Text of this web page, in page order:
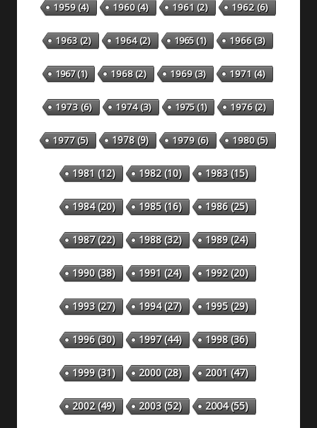
1959(4) 1960(4) 1961 (2) 1962(6)
1963(2) 1964(2) 1965(1) 1966(3)
1967(1) 1968(2) 1969(3) 1971 (4)
1973(6) 1974(3) 1975(1) 1976(2)
1977(5) 1978(9) 1979(6) 1980(5)
1981 (12) 1982(10) 1983(15)
1984(20) 1985(16) 1986(25)
1987(22) 1988(32) 1989(24)
1990(38) 1991 (24) 1992(20)
1993(27) 1994(27) 1995(29)
1996(30) 1997(44) 1998(36)
1999(31) 2000(28) 2001 (47)
2002(49) 2003(52) 2004(55)